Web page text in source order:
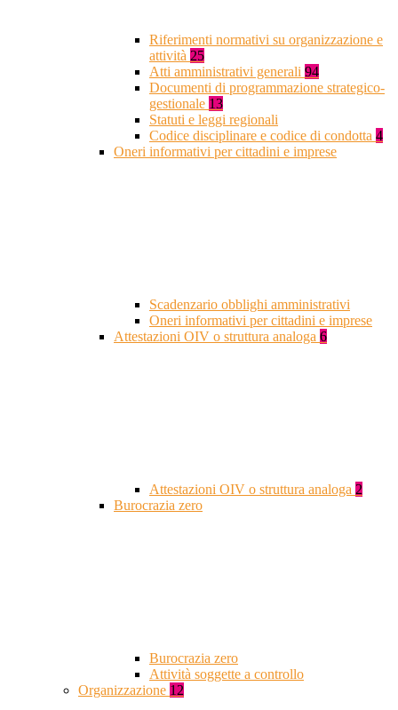
Riferimenti normativi su organizzazione e
attività 25
Atti amministrativi generali 94
Documenti di programmazione strategico-
gestionale 13
Statuti e leggi regionali
Codice disciplinare e codice di condotta 4
Oneri informativi per cittadini e imprese
Scadenzario obblighi amministrativi
Oneri informativi per cittadini e imprese
Attestazioni OIV o struttura analoga 6
Attestazioni OIV o struttura analoga 2
Burocrazia zero
Burocrazia zero
Attività soggette a controllo
Organizzazione 12